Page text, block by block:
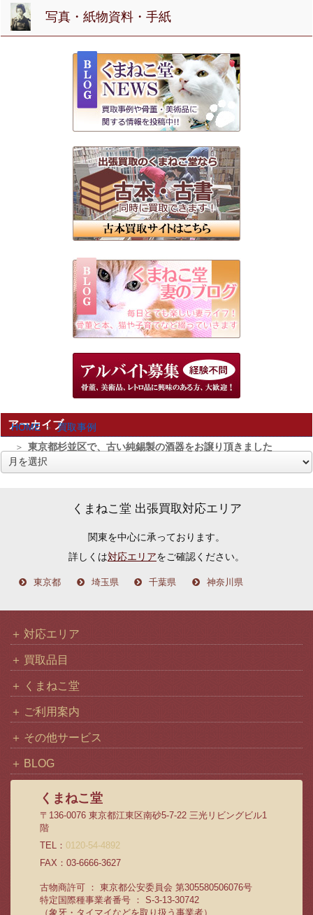
HOME
買取事例
東京都杉並区で、古い純錫製の酒器をお譲り頂きました
写真・紙物資料・手紙
アーカイブ
くまねこ堂 出張買取対応エリア
関東を中心に承っております。
詳しくは対応エリアをご確認ください。
東京都 埼玉県 千葉県 神奈川県
対応エリア
買取品目
くまねこ堂
ご利用案内
その他サービス
BLOG
くまねこ堂
〒136-0076 東京都江東区南砂5-7-22 三光リビングビル1
階
TEL： 0120-54-4892
FAX：03-6666-3627
古物商許可 ： 東京都公安委員会 第305580506076号
特定国際種事業者番号 ： S-3-13-30742
（象牙・タイマイなどを取り扱う事業者）